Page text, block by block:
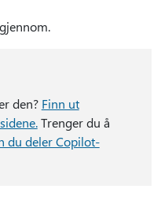
den? Finn ut
Trenger du å
du deler Copilot-